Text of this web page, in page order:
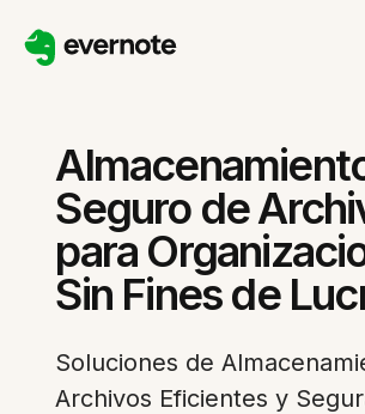
Seguro de
para
Sin Fines de
Soluciones de
Archivos Eficientes y